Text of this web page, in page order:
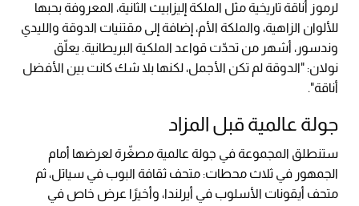
لرموز أناقة تاريخية مثل الملكة إليزابيث الثانية، المعروفة بحبها
للألوان الزاهية، والملكة الأم، إضافة إلى مقتنيات الدوقة والليدي
وندسور، أشهر من تحدّت قواعد الملكية البريطانية. يعلّق
نولان: "الدوقة لم تكن الأجمل، لكنها بلا شك كانت بين الأفضل
أناقة".
جولة عالمية قبل المزاد
ستنطلق المجموعة في جولة عالمية مصغّرة لعرضها أمام
الجمهور في ثلاث محطات: متحف ثقافة البوب في سياتل، ثم
متحف أيقونات الأسلوب في أيرلندا، وأخيرًا عرض خاص في